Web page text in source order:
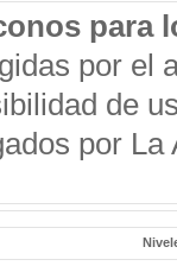
para
por el
de
por La